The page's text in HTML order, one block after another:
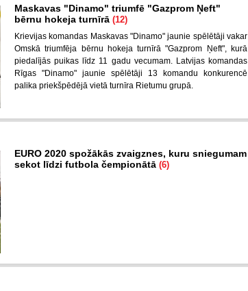
Maskavas "Dinamo" triumfē "Gazprom Ņeft"
bērnu hokeja turnīrā (12)
Krievijas komandas Maskavas "Dinamo" jaunie spēlētāji vakar
Omskā triumfēja bērnu hokeja turnīrā "Gazprom Ņeft", kurā
piedalījās puikas līdz 11 gadu vecumam. Latvijas komandas
Rīgas "Dinamo" jaunie spēlētāji 13 komandu konkurencē
palika priekšpēdējā vietā turnīra Rietumu grupā.
EURO 2020 spožākās zvaigznes, kuru sniegumam
sekot līdzi futbola čempionātā (6)